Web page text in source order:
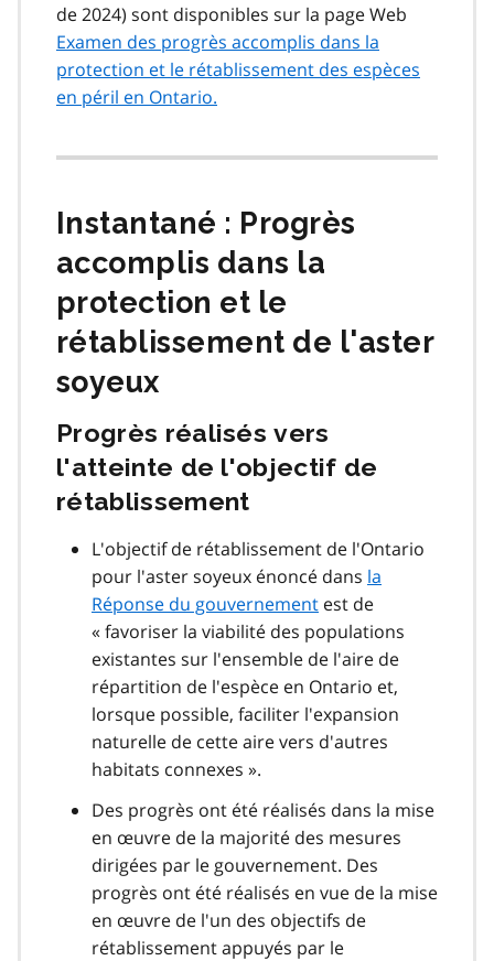
de 2024) sont disponibles sur la page Web
Examen des progrès accomplis dans la
protection et le rétablissement des espèces
en péril en Ontario.
Instantané : Progrès
accomplis dans la
protection et le
rétablissement de l'aster
soyeux
Progrès réalisés vers
l'atteinte de l'objectif de
rétablissement
L'objectif de rétablissement de l'Ontario
pour l'aster soyeux énoncé dans la
Réponse du gouvernement est de
« favoriser la viabilité des populations
existantes sur l'ensemble de l'aire de
répartition de l'espèce en Ontario et,
lorsque possible, faciliter l'expansion
naturelle de cette aire vers d'autres
habitats connexes ».
Des progrès ont été réalisés dans la mise
en œuvre de la majorité des mesures
dirigées par le gouvernement. Des
progrès ont été réalisés en vue de la mise
en œuvre de l'un des objectifs de
rétablissement appuyés par le